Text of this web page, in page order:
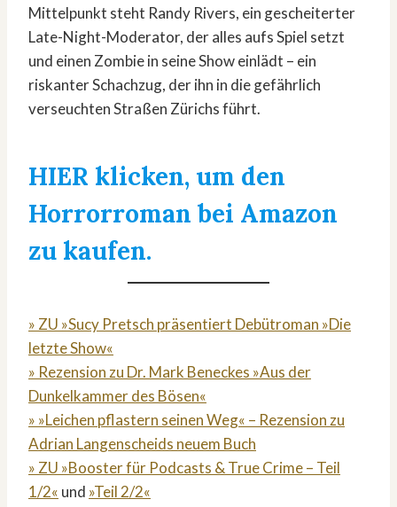
Mittelpunkt steht Randy Rivers, ein gescheiterter
Late-Night-Moderator, der alles aufs Spiel setzt
und einen Zombie in seine Show einlädt – ein
riskanter Schachzug, der ihn in die gefährlich
verseuchten Straßen Zürichs führt.
HIER klicken, um den
Horrorroman bei Amazon
zu kaufen.
» ZU »Sucy Pretsch präsentiert Debütroman »Die
letzte Show«
» Rezension zu Dr. Mark Beneckes »Aus der
Dunkelkammer des Bösen«
» »Leichen pflastern seinen Weg« – Rezension zu
Adrian Langenscheids neuem Buch
» ZU »Booster für Podcasts & True Crime – Teil
1/2« und »Teil 2/2«